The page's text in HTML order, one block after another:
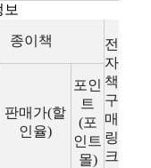
종이책
전
자
책
구
매
링
크
판매가(할
인율)
포인
트
(포
인트
몰)